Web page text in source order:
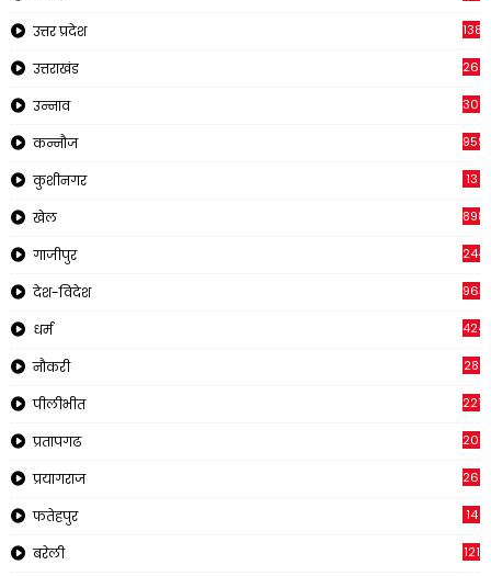
उत्तर प्रदेश 1381
उत्तराखंड
उन्नाव 308
कन्नौज 959
कुशीनगर 13
खेल 898
गाजीपुर 244
देश-विदेश 963
धर्म 424
नौकरी 28
पीलीभीत 2218
प्रतापगढ
प्रयागराज 269
फतेहपुर 14
बरेली 121